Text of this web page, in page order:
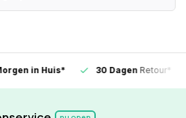
in Huis* 30 DagenRetour*